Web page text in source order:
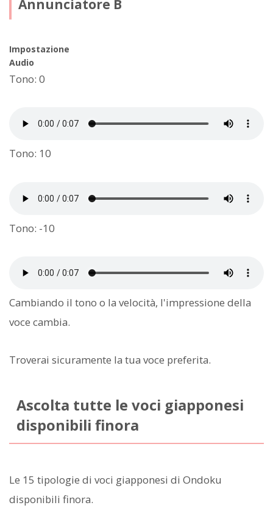
Annunciatore B
Impostazione
Audio
Tono: 0
Tono: 10
Tono: -10
Cambiando il tono o la velocità, l'impressione della
voce cambia.
Troverai sicuramente la tua voce preferita.
Ascolta tutte le voci giapponesi
disponibili finora
Le 15 tipologie di voci giapponesi di Ondoku
disponibili finora.